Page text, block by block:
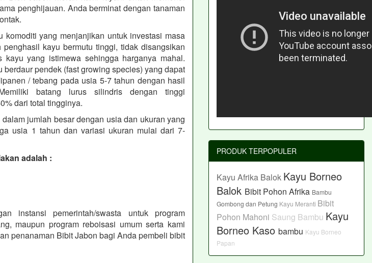
penghijauan. Anda berminat dengan tanaman
komoditi yang menjanjikan untuk investasi masa
kayu bermutu tinggi, tidak disangsikan
yang istimewa sehingga harganya mahal.
pendek (fast growing species) yang dapat
/ tebang pada usia 5-7 tahun dengan hasil
batang lurus silindris dengan tinggi
dari total tingginya.
jumlah besar dengan usia dan ukuran yang
usia 1 tahun dan variasi ukuran mulai dari 7-
adalah :
instansi pemerintah/swasta untuk program
maupun program reboisasi umum serta kami
penanaman Bibit Jabon bagi Anda pembeli bibit
PRODUK TERPOPULER
Kayu Afrika Balok Kayu Borneo
Balok Bibit Pohon Afrika Bambu
Gombong dan Petung Kayu Meranti Bibit
Pohon Mahoni Saung Bambu Kayu
Borneo Kaso bambu Kayu Borneo
Papan